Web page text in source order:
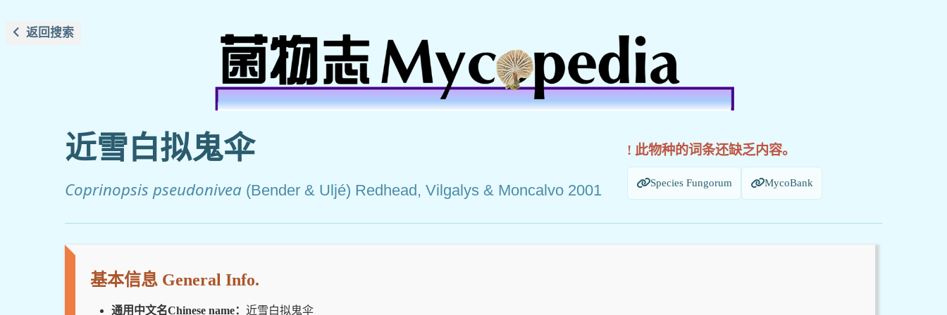
返回搜索
近雪白拟鬼伞
Coprinopsis pseudonivea (Bender & Uljé) Redhead, Vilgalys & Moncalvo 2001
! 此物种的词条还缺乏内容。
Species Fungorum MycoBank
基本信息 General Info.
通用中文名Chinese name： 近雪白拟鬼伞